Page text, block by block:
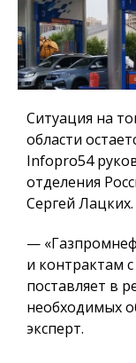
Ситуация на
области
Infopro54
отделения
Сергей Лацких.
—
и контрактам
поставляет в
необходимых
эксперт.